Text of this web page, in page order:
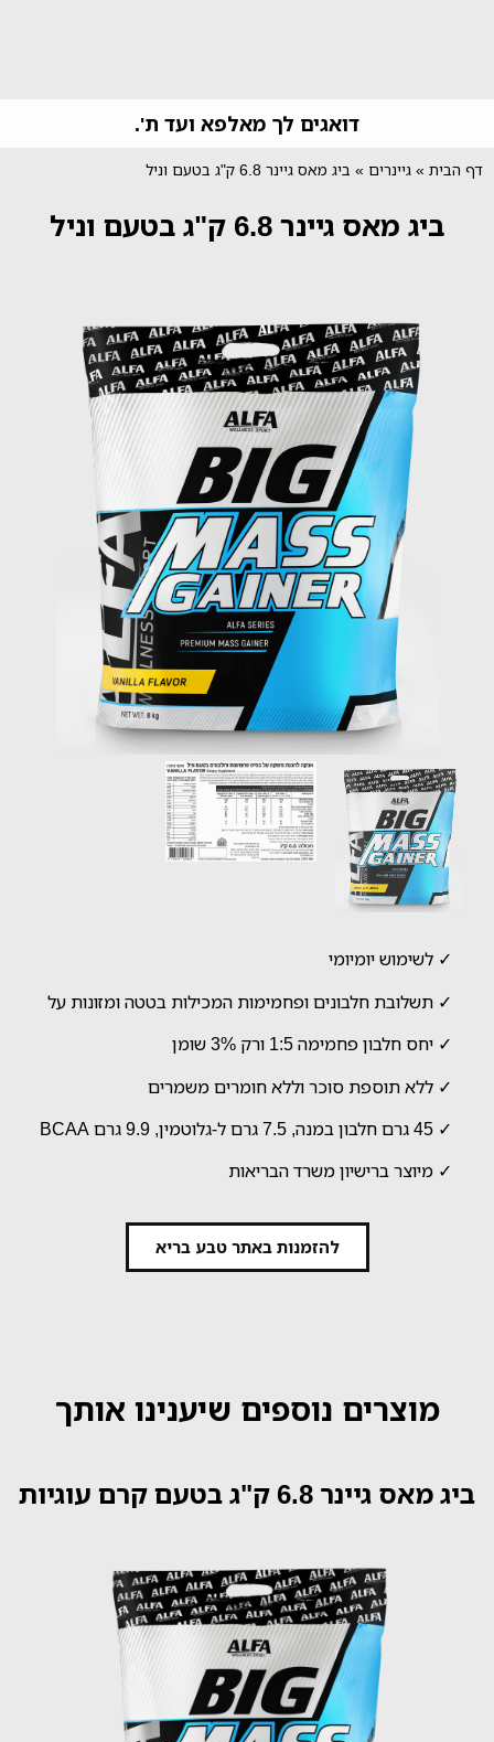
דואגים לך מאלפא ועד ת'.
דף הבית » גיינרים » ביג מאס גיינר 6.8 ק"ג בטעם וניל
ביג מאס גיינר 6.8 ק"ג בטעם וניל
✓ לשימוש יומיומי
✓ תשלובת חלבונים ופחמימות המכילות בטטה ומזונות על
✓ יחס חלבון פחמימה 1:5 ורק 3% שומן
✓ ללא תוספת סוכר וללא חומרים משמרים
✓ 45 גרם חלבון במנה, 7.5 גרם ל-גלוטמין, 9.9 גרם BCAA
✓ מיוצר ברישיון משרד הבריאות
להזמנות באתר טבע בריא
מוצרים נוספים שיענינו אותך
ביג מאס גיינר 6.8 ק"ג בטעם קרם עוגיות